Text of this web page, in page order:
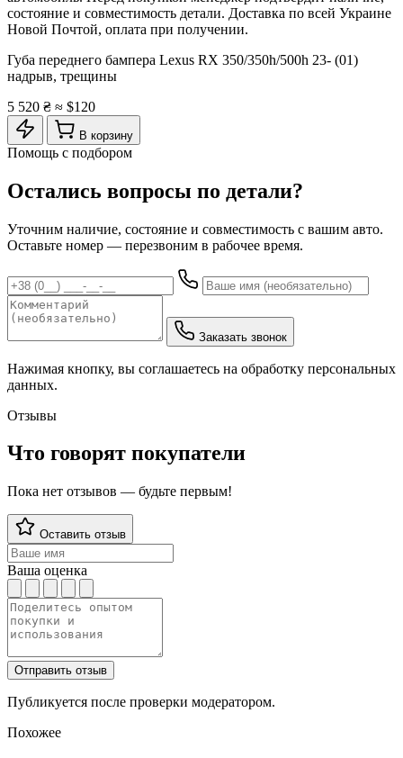
состояние и совместимость детали. Доставка по всей Украине
Новой Почтой, оплата при получении.
Губа переднего бампера Lexus RX 350/350h/500h 23- (01)
надрыв, трещины
5 520 ₴ ≈ $120
В корзину
Помощь с подбором
Остались вопросы по детали?
Уточним наличие, состояние и совместимость с вашим авто.
Оставьте номер — перезвоним в рабочее время.
Заказать звонок
Нажимая кнопку, вы соглашаетесь на обработку персональных
данных.
Отзывы
Что говорят покупатели
Пока нет отзывов — будьте первым!
Оставить отзыв
Ваша оценка
Отправить отзыв
Публикуется после проверки модератором.
Похожее